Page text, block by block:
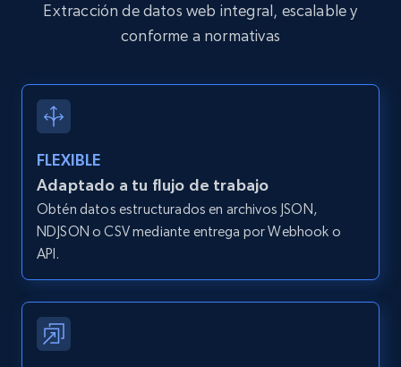
1.3K+ Prueba gratuita
Zillow properties listing information -
type and status
Zpid, City, State, HomeStatus, Address,
IsListingClaimedByCurrentSignedInUser,
IsCurrentSignedInAgentResponsible, Bedrooms,
and more.
Extracción de datos web integral, escalable y
conforme a normativas
FLEXIBLE
Adaptado a tu flujo de trabajo
Obtén datos estructurados en archivos JSON,
NDJSON o CSV mediante entrega por Webhook o
API.